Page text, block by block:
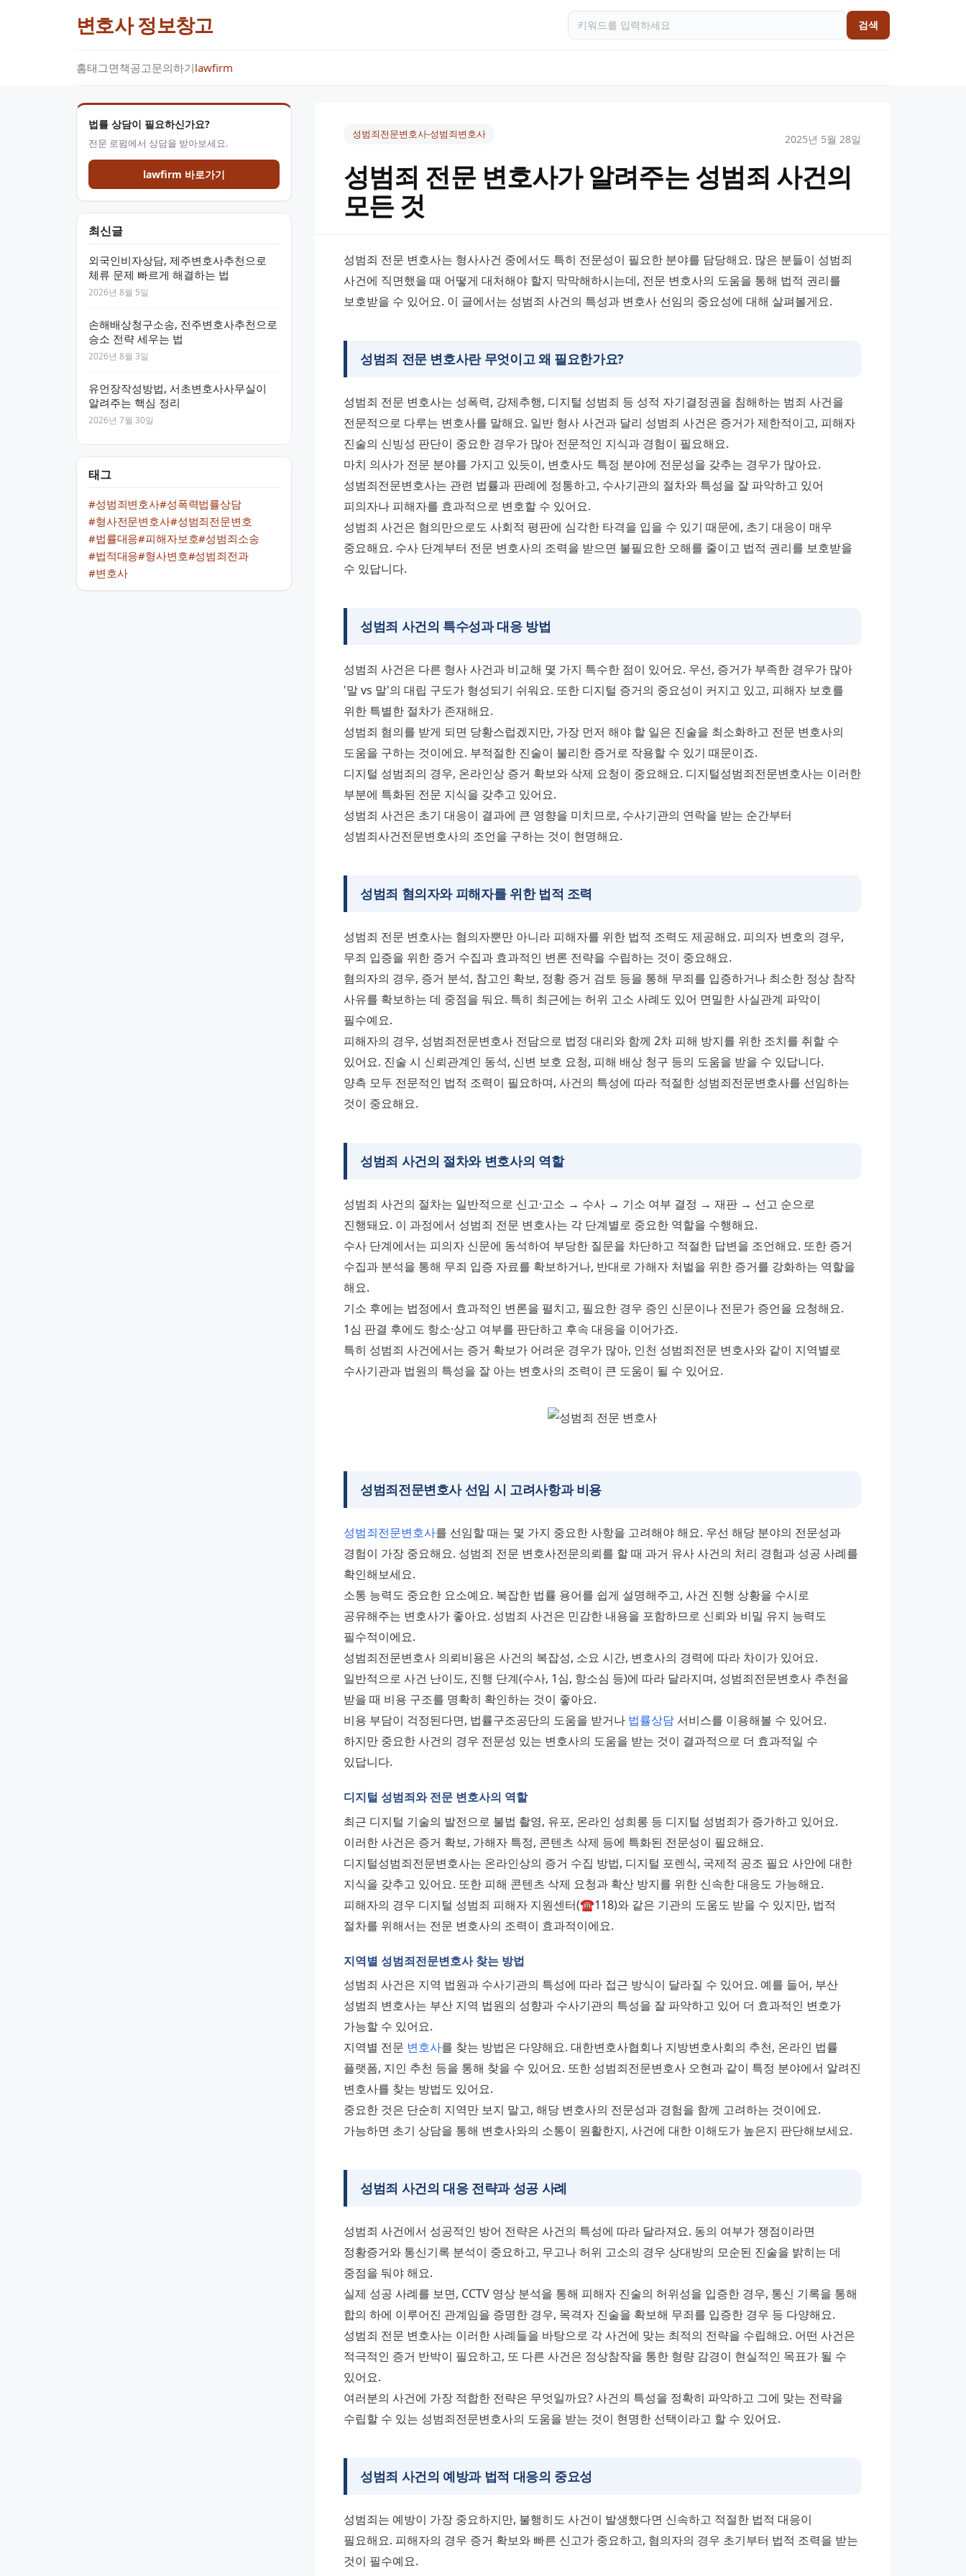
변호사 정보창고 검색
홈태그면책공고문의하기lawfirm
법률 상담이 필요하신가요?
전문 로펌에서 상담을 받아보세요.
lawfirm 바로가기
최신글
외국인비자상담, 제주변호사추천으로
체류 문제 빠르게 해결하는 법
2026년 8월 5일
손해배상청구소송, 전주변호사추천으로
승소 전략 세우는 법
2026년 8월 3일
유언장작성방법, 서초변호사사무실이
알려주는 핵심 정리
2026년 7월 30일
태그
#성범죄변호사#성폭력법률상담
#형사전문변호사#성범죄전문변호
#법률대응#피해자보호#성범죄소송
#법적대응#형사변호#성범죄전과
#변호사
성범죄전문변호사-성범죄변호사 2025년 5월 28일
성범죄 전문 변호사가 알려주는 성범죄 사건의
모든 것
성범죄 전문 변호사는 형사사건 중에서도 특히 전문성이 필요한 분야를 담당해요. 많은 분들이 성범죄
사건에 직면했을 때 어떻게 대처해야 할지 막막해하시는데, 전문 변호사의 도움을 통해 법적 권리를
보호받을 수 있어요. 이 글에서는 성범죄 사건의 특성과 변호사 선임의 중요성에 대해 살펴볼게요.
성범죄 전문 변호사란 무엇이고 왜 필요한가요?
성범죄 전문 변호사는 성폭력, 강제추행, 디지털 성범죄 등 성적 자기결정권을 침해하는 범죄 사건을
전문적으로 다루는 변호사를 말해요. 일반 형사 사건과 달리 성범죄 사건은 증거가 제한적이고, 피해자
진술의 신빙성 판단이 중요한 경우가 많아 전문적인 지식과 경험이 필요해요.
마치 의사가 전문 분야를 가지고 있듯이, 변호사도 특정 분야에 전문성을 갖추는 경우가 많아요.
성범죄전문변호사는 관련 법률과 판례에 정통하고, 수사기관의 절차와 특성을 잘 파악하고 있어
피의자나 피해자를 효과적으로 변호할 수 있어요.
성범죄 사건은 혐의만으로도 사회적 평판에 심각한 타격을 입을 수 있기 때문에, 초기 대응이 매우
중요해요. 수사 단계부터 전문 변호사의 조력을 받으면 불필요한 오해를 줄이고 법적 권리를 보호받을
수 있답니다.
성범죄 사건의 특수성과 대응 방법
성범죄 사건은 다른 형사 사건과 비교해 몇 가지 특수한 점이 있어요. 우선, 증거가 부족한 경우가 많아
'말 vs 말'의 대립 구도가 형성되기 쉬워요. 또한 디지털 증거의 중요성이 커지고 있고, 피해자 보호를
위한 특별한 절차가 존재해요.
성범죄 혐의를 받게 되면 당황스럽겠지만, 가장 먼저 해야 할 일은 진술을 최소화하고 전문 변호사의
도움을 구하는 것이에요. 부적절한 진술이 불리한 증거로 작용할 수 있기 때문이죠.
디지털 성범죄의 경우, 온라인상 증거 확보와 삭제 요청이 중요해요. 디지털성범죄전문변호사는 이러한
부분에 특화된 전문 지식을 갖추고 있어요.
성범죄 사건은 초기 대응이 결과에 큰 영향을 미치므로, 수사기관의 연락을 받는 순간부터
성범죄사건전문변호사의 조언을 구하는 것이 현명해요.
성범죄 혐의자와 피해자를 위한 법적 조력
성범죄 전문 변호사는 혐의자뿐만 아니라 피해자를 위한 법적 조력도 제공해요. 피의자 변호의 경우,
무죄 입증을 위한 증거 수집과 효과적인 변론 전략을 수립하는 것이 중요해요.
혐의자의 경우, 증거 분석, 참고인 확보, 정황 증거 검토 등을 통해 무죄를 입증하거나 최소한 정상 참작
사유를 확보하는 데 중점을 둬요. 특히 최근에는 허위 고소 사례도 있어 면밀한 사실관계 파악이
필수예요.
피해자의 경우, 성범죄전문변호사 전담으로 법정 대리와 함께 2차 피해 방지를 위한 조치를 취할 수
있어요. 진술 시 신뢰관계인 동석, 신변 보호 요청, 피해 배상 청구 등의 도움을 받을 수 있답니다.
양측 모두 전문적인 법적 조력이 필요하며, 사건의 특성에 따라 적절한 성범죄전문변호사를 선임하는
것이 중요해요.
성범죄 사건의 절차와 변호사의 역할
성범죄 사건의 절차는 일반적으로 신고·고소 → 수사 → 기소 여부 결정 → 재판 → 선고 순으로
진행돼요. 이 과정에서 성범죄 전문 변호사는 각 단계별로 중요한 역할을 수행해요.
수사 단계에서는 피의자 신문에 동석하여 부당한 질문을 차단하고 적절한 답변을 조언해요. 또한 증거
수집과 분석을 통해 무죄 입증 자료를 확보하거나, 반대로 가해자 처벌을 위한 증거를 강화하는 역할을
해요.
기소 후에는 법정에서 효과적인 변론을 펼치고, 필요한 경우 증인 신문이나 전문가 증언을 요청해요.
1심 판결 후에도 항소·상고 여부를 판단하고 후속 대응을 이어가죠.
특히 성범죄 사건에서는 증거 확보가 어려운 경우가 많아, 인천 성범죄전문 변호사와 같이 지역별로
수사기관과 법원의 특성을 잘 아는 변호사의 조력이 큰 도움이 될 수 있어요.
성범죄전문변호사 선임 시 고려사항과 비용
성범죄전문변호사를 선임할 때는 몇 가지 중요한 사항을 고려해야 해요. 우선 해당 분야의 전문성과
경험이 가장 중요해요. 성범죄 전문 변호사전문의뢰를 할 때 과거 유사 사건의 처리 경험과 성공 사례를
확인해보세요.
소통 능력도 중요한 요소예요. 복잡한 법률 용어를 쉽게 설명해주고, 사건 진행 상황을 수시로
공유해주는 변호사가 좋아요. 성범죄 사건은 민감한 내용을 포함하므로 신뢰와 비밀 유지 능력도
필수적이에요.
성범죄전문변호사 의뢰비용은 사건의 복잡성, 소요 시간, 변호사의 경력에 따라 차이가 있어요.
일반적으로 사건 난이도, 진행 단계(수사, 1심, 항소심 등)에 따라 달라지며, 성범죄전문변호사 추천을
받을 때 비용 구조를 명확히 확인하는 것이 좋아요.
비용 부담이 걱정된다면, 법률구조공단의 도움을 받거나 법률상담 서비스를 이용해볼 수 있어요.
하지만 중요한 사건의 경우 전문성 있는 변호사의 도움을 받는 것이 결과적으로 더 효과적일 수
있답니다.
디지털 성범죄와 전문 변호사의 역할
최근 디지털 기술의 발전으로 불법 촬영, 유포, 온라인 성희롱 등 디지털 성범죄가 증가하고 있어요.
이러한 사건은 증거 확보, 가해자 특정, 콘텐츠 삭제 등에 특화된 전문성이 필요해요.
디지털성범죄전문변호사는 온라인상의 증거 수집 방법, 디지털 포렌식, 국제적 공조 필요 사안에 대한
지식을 갖추고 있어요. 또한 피해 콘텐츠 삭제 요청과 확산 방지를 위한 신속한 대응도 가능해요.
피해자의 경우 디지털 성범죄 피해자 지원센터(☎118)와 같은 기관의 도움도 받을 수 있지만, 법적
절차를 위해서는 전문 변호사의 조력이 효과적이에요.
지역별 성범죄전문변호사 찾는 방법
성범죄 사건은 지역 법원과 수사기관의 특성에 따라 접근 방식이 달라질 수 있어요. 예를 들어, 부산
성범죄 변호사는 부산 지역 법원의 성향과 수사기관의 특성을 잘 파악하고 있어 더 효과적인 변호가
가능할 수 있어요.
지역별 전문 변호사를 찾는 방법은 다양해요. 대한변호사협회나 지방변호사회의 추천, 온라인 법률
플랫폼, 지인 추천 등을 통해 찾을 수 있어요. 또한 성범죄전문변호사 오현과 같이 특정 분야에서 알려진
변호사를 찾는 방법도 있어요.
중요한 것은 단순히 지역만 보지 말고, 해당 변호사의 전문성과 경험을 함께 고려하는 것이에요.
가능하면 초기 상담을 통해 변호사와의 소통이 원활한지, 사건에 대한 이해도가 높은지 판단해보세요.
성범죄 사건의 대응 전략과 성공 사례
성범죄 사건에서 성공적인 방어 전략은 사건의 특성에 따라 달라져요. 동의 여부가 쟁점이라면
정황증거와 통신기록 분석이 중요하고, 무고나 허위 고소의 경우 상대방의 모순된 진술을 밝히는 데
중점을 둬야 해요.
실제 성공 사례를 보면, CCTV 영상 분석을 통해 피해자 진술의 허위성을 입증한 경우, 통신 기록을 통해
합의 하에 이루어진 관계임을 증명한 경우, 목격자 진술을 확보해 무죄를 입증한 경우 등 다양해요.
성범죄 전문 변호사는 이러한 사례들을 바탕으로 각 사건에 맞는 최적의 전략을 수립해요. 어떤 사건은
적극적인 증거 반박이 필요하고, 또 다른 사건은 정상참작을 통한 형량 감경이 현실적인 목표가 될 수
있어요.
여러분의 사건에 가장 적합한 전략은 무엇일까요? 사건의 특성을 정확히 파악하고 그에 맞는 전략을
수립할 수 있는 성범죄전문변호사의 도움을 받는 것이 현명한 선택이라고 할 수 있어요.
성범죄 사건의 예방과 법적 대응의 중요성
성범죄는 예방이 가장 중요하지만, 불행히도 사건이 발생했다면 신속하고 적절한 법적 대응이
필요해요. 피해자의 경우 증거 확보와 빠른 신고가 중요하고, 혐의자의 경우 초기부터 법적 조력을 받는
것이 필수예요.